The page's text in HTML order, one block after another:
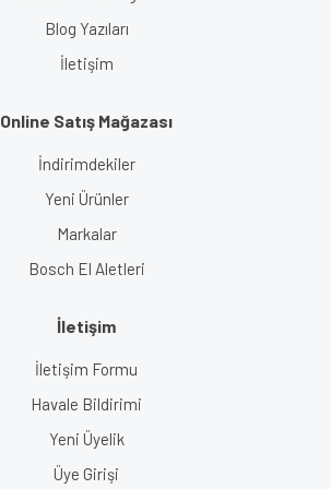
Blog Yazıları
İletişim
Online Satış Mağazası
İndirimdekiler
Yeni Ürünler
Markalar
Bosch El Aletleri
İletişim
İletişim Formu
Havale Bildirimi
Yeni Üyelik
Üye Girişi